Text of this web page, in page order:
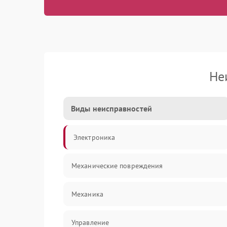
Виды неисправностей
Электроника
Механические повреждения
Механика
Управление